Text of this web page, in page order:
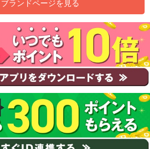
ブランドページを見る